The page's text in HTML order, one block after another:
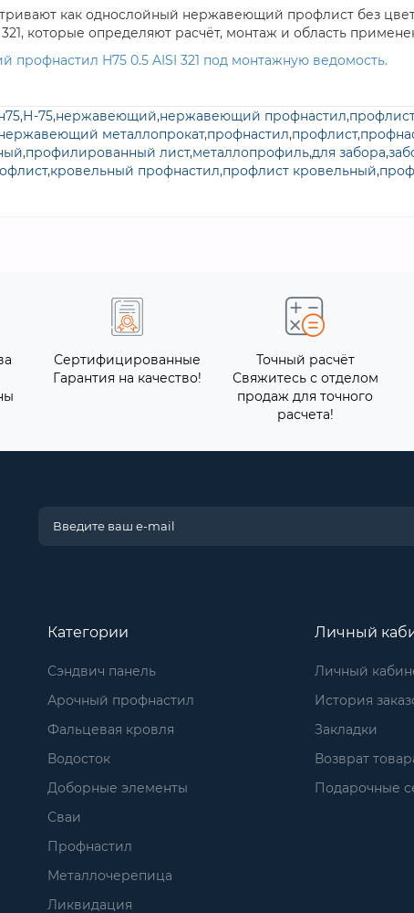
как однослойный нержавеющий профлист без
которые определяют расчёт, монтаж и область
H75 0.5 AISI 321 под монтажную ведомость.
,Н-75,нержавеющий,нержавеющий профнастил,
металлопрокат,профнастил,профлист,
,профилированный лист,металлопрофиль,для забора,
,кровельный профнастил,профлист кровельный,
Сертифицированные
Гарантия на качество!
Точный расчёт
Свяжитесь с отделом
продаж для точного
расчета!
Категории
Сэндвич панель
Арочный профнастил
Фальцевая кровля
Водосток
Доборные элементы
Сваи
Профнастил
Металлочерепица
Ликвидация
Личный
Личный
История
Закладки
Возврат
Подарочные